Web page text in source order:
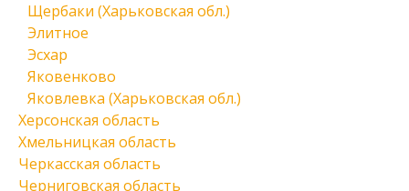
Щербаки (Харьковская обл.)
Элитное
Эсхар
Яковенково
Яковлевка (Харьковская обл.)
Херсонская область
Хмельницкая область
Черкасская область
Черниговская область